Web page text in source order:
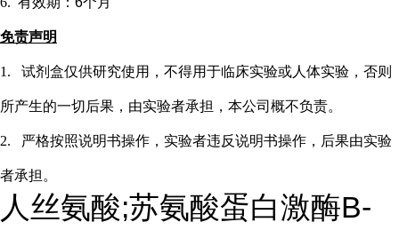
免责声明
1. 试剂盒仅供研究使用，不得用于临床实验或人 体实验，否则
所产生的一切后果，由实验者承担，本公司概不负责。
2. 严格按照说明书操作，实验者违反说明书操作，后果由实验
者承担。
人丝氨酸;苏氨酸蛋白激酶B-